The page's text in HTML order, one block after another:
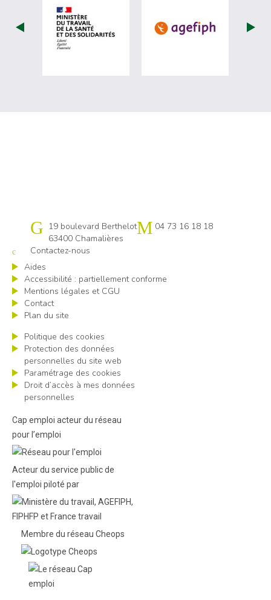
visiter les site de Ministère du travail
visiter les
Cap emploi 63
19 boulevard Berthelot
63400 Chamalières
04 73 16 18 18
Contactez-nous
Aides
Accessibilité : partiellement conforme
Mentions légales et CGU
Contact
Plan du site
Politique des cookies
Protection des données
personnelles du site web
Paramétrage des cookies
Droit d’accès à mes données
personnelles
Cap emploi acteur du réseau
pour l’emploi
Acteur du service public de
l'emploi piloté par
Membre du réseau Cheops